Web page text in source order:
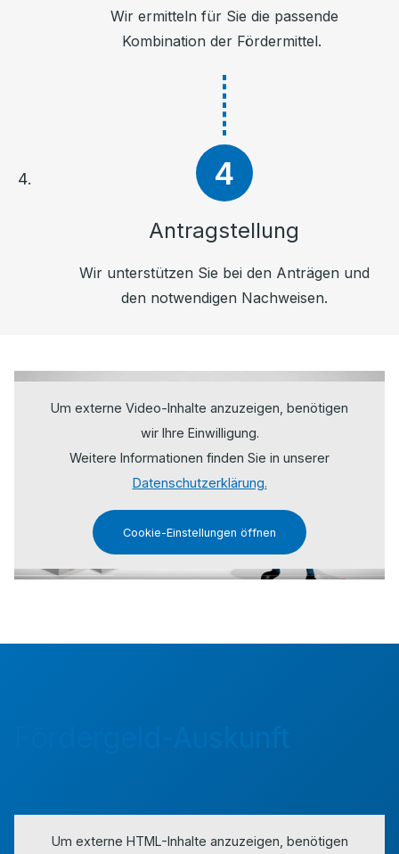
Wir ermitteln für Sie die passende
Kombination der Fördermittel.
Antragstellung
Wir unterstützen Sie bei den Anträgen und
den notwendigen Nachweisen.
Um externe Video-Inhalte anzuzeigen, benötigen
wir Ihre Einwilligung.
Weitere Informationen finden Sie in unserer
Datenschutzerklärung.
Cookie-Einstellungen öffnen
Um externe HTML-Inhalte anzuzeigen, benötigen